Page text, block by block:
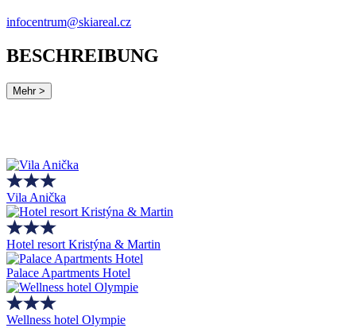
infocentrum@skiareal.cz
BESCHREIBUNG
Mehr >
Vila Anička
Hotel resort Kristýna & Martin
Palace Apartments Hotel
Wellness hotel Olympie